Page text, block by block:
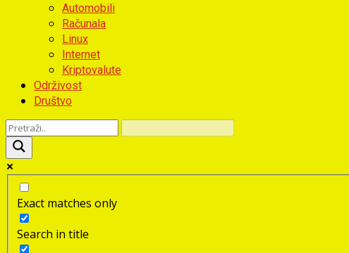
Automobili
Računala
Linux
Internet
Kriptovalute
Održivost
Društvo
Exact matches only
Search in title